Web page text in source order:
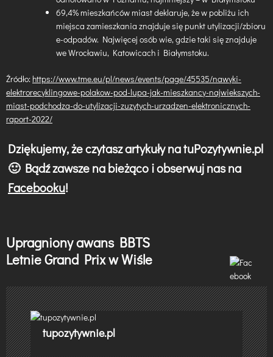
69,4% mieszkańców miast deklaruje, że w pobliżu ich
miejsca zamieszkania znajduje się punkt utylizacji/zbioru
e-odpadów. Najwięcej osób wie, gdzie taki się znajduje
we Wrocławiu, Katowicach i Białymstoku.
Źródło:https://www.tme.eu/pl/news/events/page/45535/nawyki-
elektrorecyklingowe-polakow-pod-lupa-jak-mieszkancy-najwiekszych-
miast-podchodza-do-utylizacji-zuzytych-urzadzen-elektronicznych-
raport-2022/
Dziękujemy, że czytasz artykuły na tuPozytywnie.pl
🙂 Bądź zawsze na bieżąco i obserwuj nas na
Facebooku!
N
a
w
i
g
Upragniony awans BBTS
Letnie Grand Prix w Wiśle
tupozytywnie.pl